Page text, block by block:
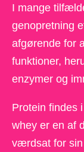
I mange
genopretning
afgørende for
funktioner,
enzymer og
Protein findes
whey er en af
værdsat for